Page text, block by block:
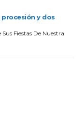
procesión y dos
Fiestas De Nuestra